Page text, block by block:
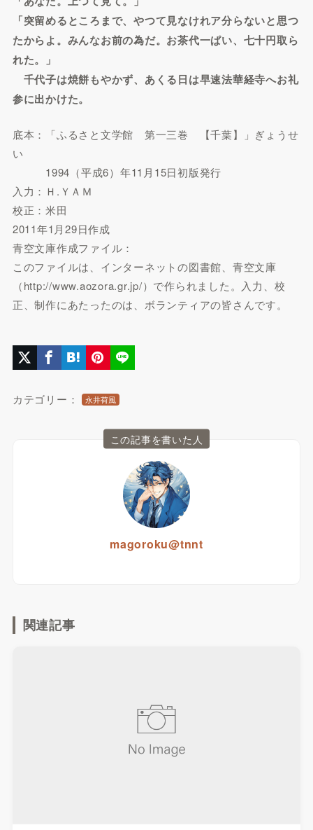
「突留めるところまで、やつて見なけれア分らないと思つ
たからよ。みんなお前の為だ。お茶代一ぱい、七十円取ら
れた。」
千代子は焼餅もやかず、あくる日は早速法華経寺へお礼
参に出かけた。
底本：「ふるさと文学館 第一三巻 【千葉】」ぎょうせ
い
1994（平成6）年11月15日初版発行
入力：Ｈ.ＹＡＭ
校正：米田
2011年1月29日作成
青空文庫作成ファイル：
このファイルは、インターネットの図書館、青空文庫
（http://www.aozora.gr.jp/）で作られました。入力、校
正、制作にあたったのは、ボランティアの皆さんです。
カテゴリー： 永井荷風
この記事を書いた人
magoroku@tnnt
関連記事